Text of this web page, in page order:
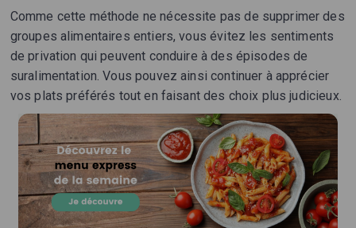
Comme cette méthode ne nécessite pas de supprimer des
groupes alimentaires entiers, vous évitez les sentiments
de privation qui peuvent conduire à des épisodes de
suralimentation. Vous pouvez ainsi continuer à apprécier
vos plats préférés tout en faisant des choix plus judicieux.